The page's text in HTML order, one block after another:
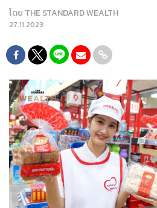
โดย THE STANDARD WEALTH
27.11.2023